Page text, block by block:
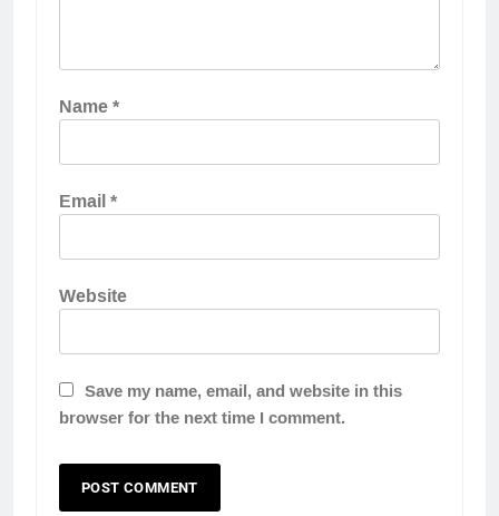
Name*
Email*
Website
Save my name, email, and website in this
browser for the next time I comment.